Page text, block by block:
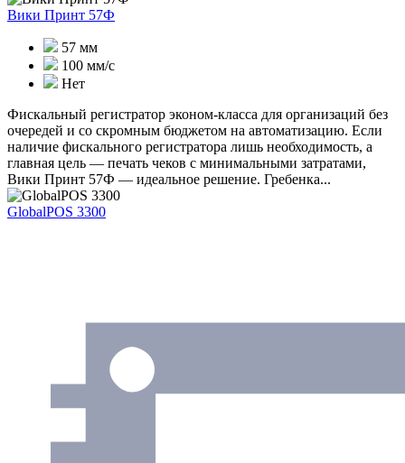
Вики Принт 57Ф
57 мм
100 мм/с
Нет
Фискальный регистратор эконом-класса для организаций без
очередей и со скромным бюджетом на автоматизацию. Если
наличие фискального регистратора лишь необходимость, а
главная цель — печать чеков с минимальными затратами,
Вики Принт 57Ф — идеальное решение. Гребенка...
GlobalPOS 3300